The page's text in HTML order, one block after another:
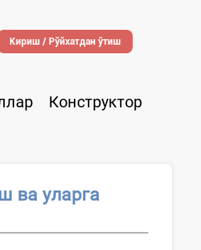
Кириш / Рўйхатдан ўтиш
Конструктор
ва уларга